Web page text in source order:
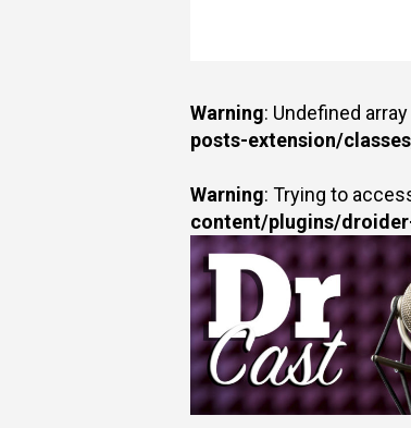
Warning: Undefined
posts-extension/
Warning: Trying to
content/plugins/